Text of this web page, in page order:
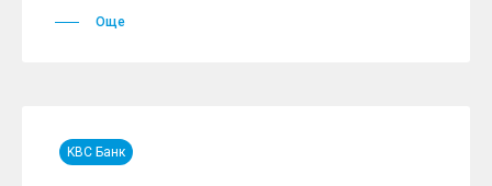
Още
KBC Банк